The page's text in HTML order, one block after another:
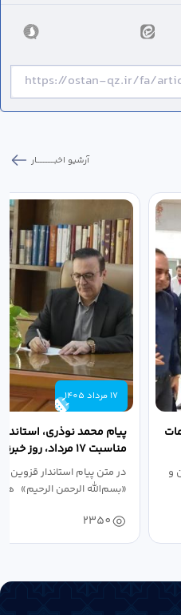
آرشیو اخبـــــــــــار
و
17 مرداد 1405
پیام محمد نوذری،
مناسبت ۱۷ مرداد، روز خبرنگار
در متن پیام استاندار قزوین
«بسم‌الله الرحمن الرحیم»
2350